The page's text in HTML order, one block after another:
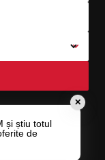
✕
și știu totul
de